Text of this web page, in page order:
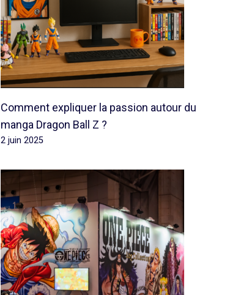
Comment expliquer la passion autour du
manga Dragon Ball Z ?
2 juin 2025